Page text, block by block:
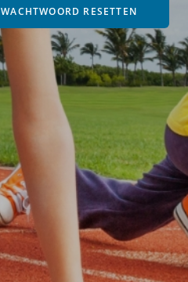
WACHTWOORD RESETTEN